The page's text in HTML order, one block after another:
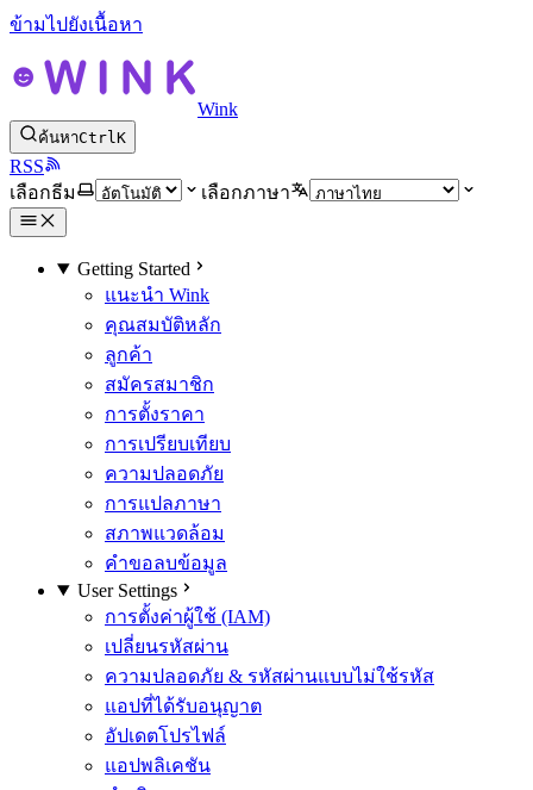
ข้ามไปยังเนื้อหา
Wink
ค้นหาCtrlK
RSS
เลือกธีม
เลือกภาษา
Getting Started
แนะนำ Wink
คุณสมบัติหลัก
ลูกค้า
สมัครสมาชิก
การตั้งราคา
การเปรียบเทียบ
ความปลอดภัย
การแปลภาษา
สภาพแวดล้อม
คำขอลบข้อมูล
User Settings
การตั้งค่าผู้ใช้ (IAM)
เปลี่ยนรหัสผ่าน
ความปลอดภัย & รหัสผ่านแบบไม่ใช้รหัส
แอปที่ได้รับอนุญาต
อัปเดตโปรไฟล์
แอปพลิเคชัน